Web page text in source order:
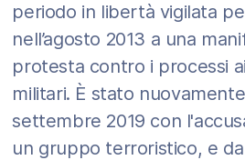
periodo in libertà vigilata
nell’agosto 2013 a una
protesta contro i processi
militari. È stato nuovamente
settembre 2019 con
un gruppo terroristico, e